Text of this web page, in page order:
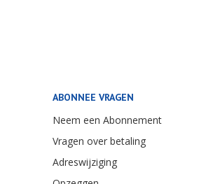
ABONNEE VRAGEN
Neem een Abonnement
Vragen over betaling
Adreswijziging